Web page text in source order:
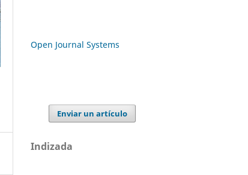
Open Journal Systems
Enviar un artículo
Indizada